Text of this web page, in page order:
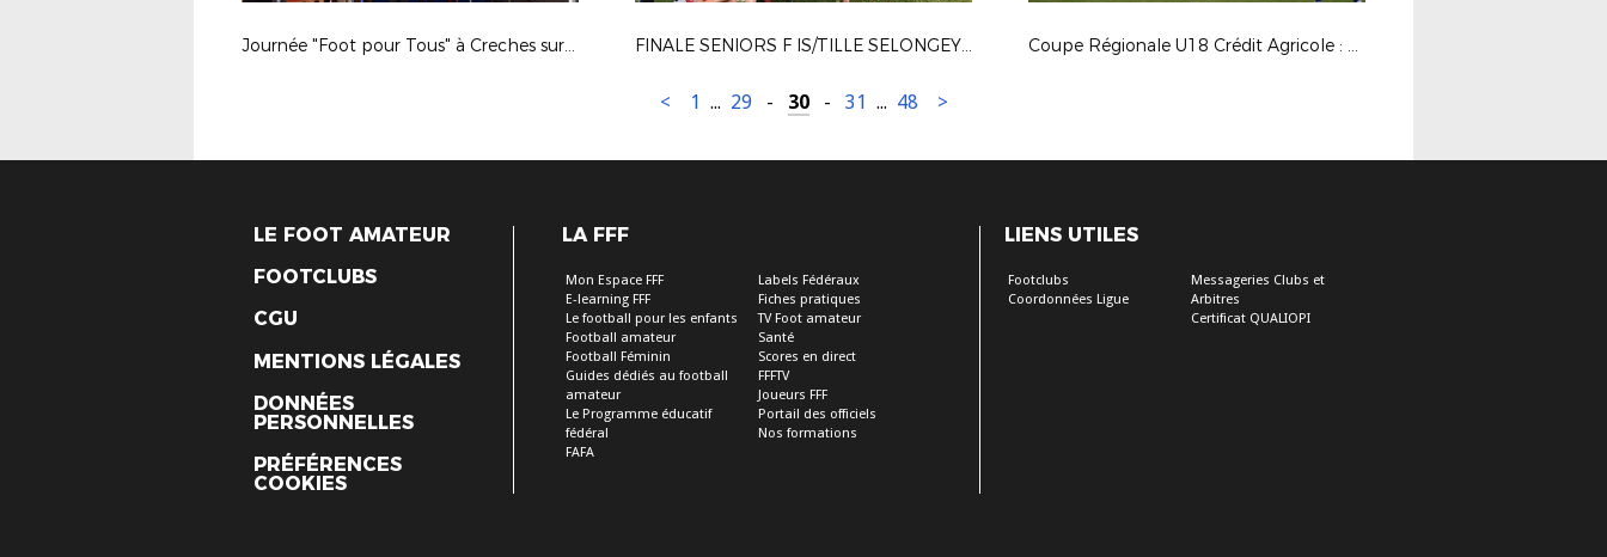
Journée "Foot pour Tous" à Creches sur Saône (Juin) FINALE SENIORS F IS/TILLE SELONGEY - DFCO FÉMININ Coupe Régionale U18 Crédit Agricole : FC CHALON / CA PONTARLIER (2-2 ; 4 tab 3)
< 1 ... 29 - 30 - 31 ... 48 >
LE FOOT AMATEUR
FOOTCLUBS
CGU
MENTIONS LÉGALES
DONNÉES
PERSONNELLES
PRÉFÉRENCES
COOKIES
LA FFF
Mon Espace FFF
E-learning FFF
Le football pour les enfants
Football amateur
Football Féminin
Guides dédiés au football
amateur
Le Programme éducatif
fédéral
FAFA
Labels Fédéraux
Fiches pratiques
TV Foot amateur
Santé
Scores en direct
FFFTV
Joueurs FFF
Portail des officiels
Nos formations
LIENS UTILES
Footclubs
Coordonnées Ligue
Messageries Clubs et
Arbitres
Certificat QUALIOPI